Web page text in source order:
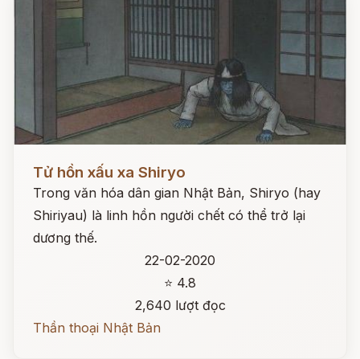
Đọc ngay
Tử hồn xấu xa Shiryo
Trong văn hóa dân gian Nhật Bản, Shiryo (hay
Shiriyau) là linh hồn người chết có thể trở lại
dương thế.
22-02-2020
⭐ 4.8
2,640 lượt đọc
Thần thoại Nhật Bản